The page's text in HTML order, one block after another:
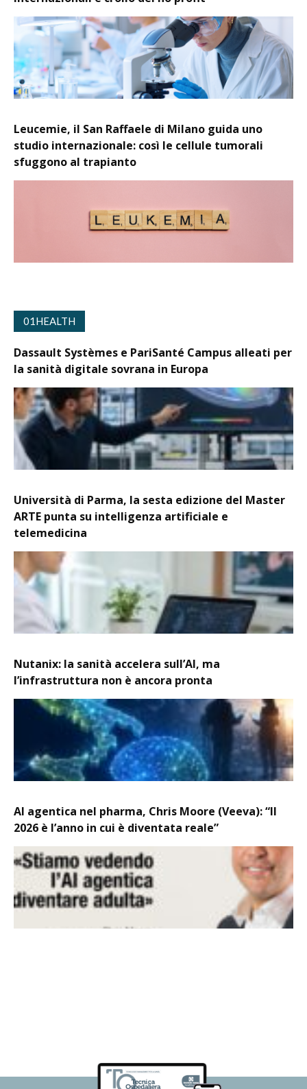
Leucemie, il San Raffaele di Milano guida uno
studio internazionale: così le cellule tumorali
sfuggono al trapianto
01HEALTH
Dassault Systèmes e PariSanté Campus alleati per
la sanità digitale sovrana in Europa
Università di Parma, la sesta edizione del Master
ARTE punta su intelligenza artificiale e
telemedicina
Nutanix: la sanità accelera sull’AI, ma
l’infrastruttura non è ancora pronta
AI agentica nel pharma, Chris Moore (Veeva): “Il
2026 è l’anno in cui è diventata reale”